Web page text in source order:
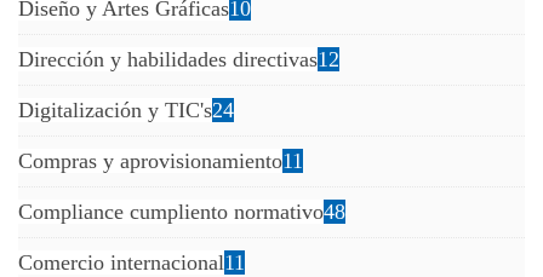
Diseño y Artes Gráficas10
Dirección y habilidades directivas12
Digitalización y TIC's24
Compras y aprovisionamiento11
Compliance cumpliento normativo48
Comercio internacional11